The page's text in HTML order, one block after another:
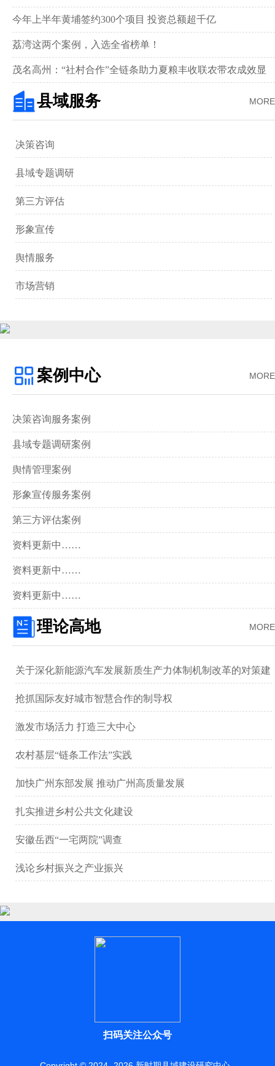
举行
今年上半年黄埔签约300个项目 投资总额超千亿
荔湾这两个案例，入选全省榜单！
茂名高州：“社村合作”全链条助力夏粮丰收联农带农成效显
著‌
MORE
县域服务
决策咨询
县域专题调研
第三方评估
形象宣传
舆情服务
市场营销
MORE
案例中心
决策咨询服务案例
县域专题调研案例
舆情管理案例
形象宣传服务案例
第三方评估案例
资料更新中……
资料更新中……
资料更新中……
MORE
理论高地
关于深化新能源汽车发展新质生产力体制机制改革的对策建
议 ——以广汽集团为例
抢抓国际友好城市智慧合作的制导权
激发市场活力 打造三大中心
农村基层“链条工作法”实践
加快广州东部发展 推动广州高质量发展
扎实推进乡村公共文化建设
安徽岳西“一宅两院”调查
浅论乡村振兴之产业振兴
扫码关注公众号